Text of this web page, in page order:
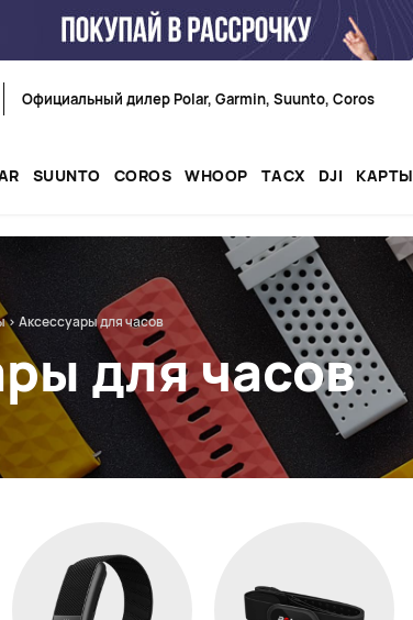
Официальный дилер Polar, Garmin, Suunto, Coros
SUUNTO COROS WHOOP TACX DJI КАРТЫ
> Аксессуары для часов
для часов